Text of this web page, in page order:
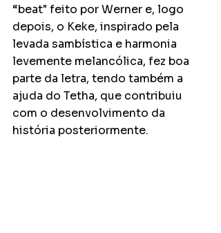
“beat" feito por Werner e, logo
depois, o Keke, inspirado pela
levada sambística e harmonia
levemente melancólica, fez boa
parte da letra, tendo também a
ajuda do Tetha, que contribuiu
com o desenvolvimento da
história posteriormente.